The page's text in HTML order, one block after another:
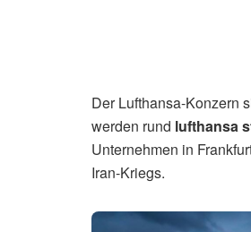
Der Lufthansa-Konzern
werden rund lufthansa
Unternehmen in
Iran-Kriegs.